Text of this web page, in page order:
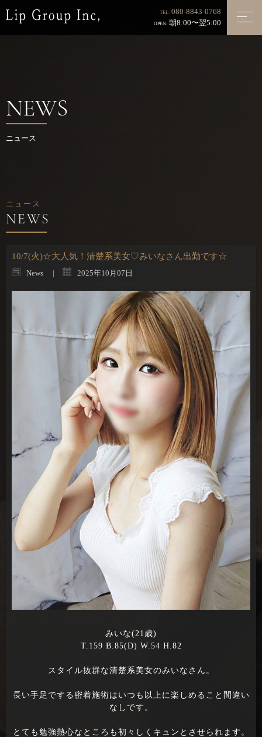
TEL: 080-8843-0768
OPEN: 朝8:00〜翌5:00
NEWS
ニュース
ニュース
10/7(火)☆大人気！清楚系美女♡みいなさん出勤です☆
News 2025年10月07日
みいな(21歳)
T.159 B.85(D) W.54 H.82
スタイル抜群な清楚系美女のみいなさん。
長い手足でする密着施術はいつも以上に楽しめること間違い
なしです。
とても勉強熱心なところも初々しくキュンとさせられます。